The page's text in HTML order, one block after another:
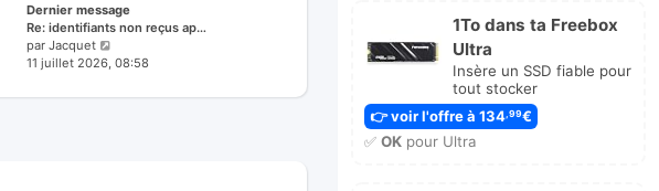
Dernier message
Re: identifiants non reçus ap…
par Jacquet
le
message
11 juillet 2026, 08:58
1To dans ta Freebox
Ultra
Insère un SSD fiable pour
tout stocker
👉 voir l'offre à 134 ,99€
✅ OKpour Ultra